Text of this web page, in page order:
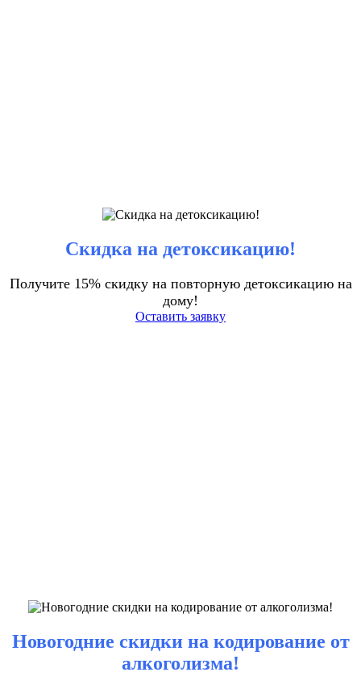
Скидка на детоксикацию!
Получите 15% скидку на повторную детоксикацию на
дому!
Оставить заявку
Новогодние скидки на кодирование от
алкоголизма!